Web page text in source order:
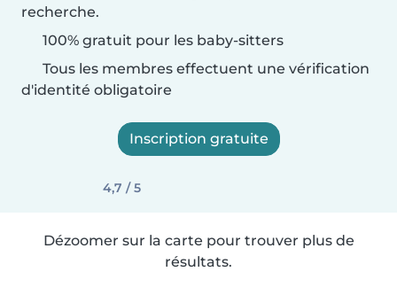
recherche.
100% gratuit pour les baby-sitters
Tous les membres effectuent une vérification
d'identité obligatoire
Inscription gratuite
4,7 / 5
Dézoomer sur la carte pour trouver plus de
résultats.